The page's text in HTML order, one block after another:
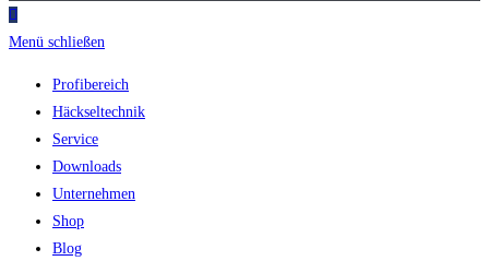
Menü schließen
Profibereich
Häckseltechnik
Service
Downloads
Unternehmen
Shop
Blog